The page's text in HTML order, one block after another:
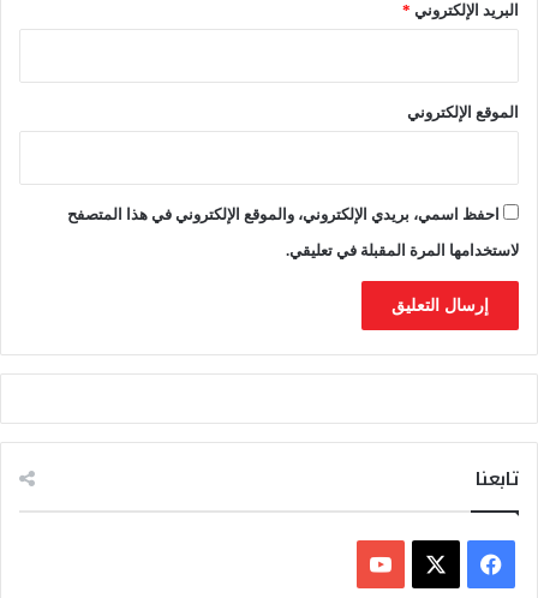
ة
م
ع
ا
ا
ح
ت
ا
البريد الإلكتروني *
الموقع الإلكتروني
احفظ اسمي، بريدي الإلكتروني، والموقع الإلكتروني في هذا المتصفح
لاستخدامها المرة المقبلة في تعليقي.
تابعنا